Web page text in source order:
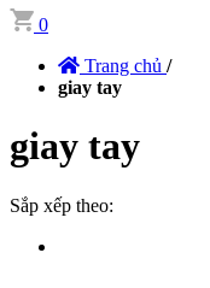
0
Trang chủ /
giay tay
giay tay
Sắp xếp theo: